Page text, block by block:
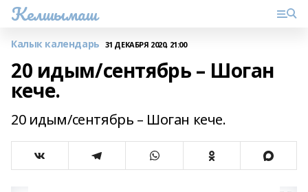
Келшымаш
Калык календарь 31 ДЕКАБРЯ 2020, 21:00
20 идым/сентябрь – Шоган
кече.
20 идым/сентябрь – Шоган кече.